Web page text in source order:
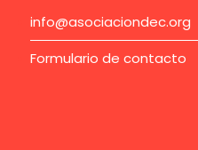
info@asociaciondec.org
Formulario de contacto